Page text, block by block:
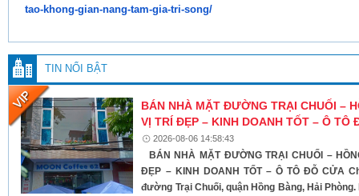
tao-khong-gian-nang-tam-gia-tri-song/
TIN NỔI BẬT
BÁN NHÀ MẶT ĐƯỜNG TRẠI CHUỐI –
VỊ TRÍ ĐẸP – KINH DOANH TỐT – Ô TÔ
2026-08-06 14:58:43
BÁN NHÀ MẶT ĐƯỜNG TRẠI CHUỐI –
ĐẸP – KINH DOANH TỐT – Ô TÔ ĐỖ CỬA
đường Trại Chuối, quận Hồng Bàng, Hải